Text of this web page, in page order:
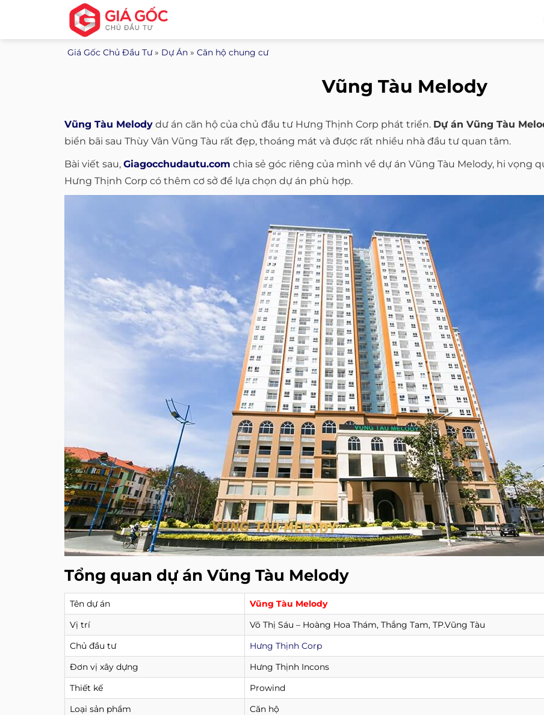
nội
Giá Gốc Chủ Đầu Tư» Dự Án » Căn hộ chung cư
Vũng Tàu Melody
Vũng Tàu Melody dư án căn hộ của chủ đầu tư Hưng Thịnh Corp phát triển. Dự án Vũng Tàu
biển bãi sau Thùy Vân Vũng Tàu rất đẹp, thoáng mát và được rất nhiều nhà đầu tư quan tâm.
Bài viết sau, Giagocchudautu.com chia sẻ góc riêng của mình về dự án Vũng Tàu Melody, hi vọng
Hưng Thịnh Corp có thêm cơ sở để lựa chọn dự án phù hợp.
Tổng quan dự án Vũng Tàu Melody
Tên dự án
Vũng Tàu Melody
Vị trí
Võ Thị Sáu – Hoàng Hoa Thám, Thắng Tam, TP.Vũng Tàu
Chủ đầu tư
Hưng Thịnh Corp
Đơn vị xây dựng
Hưng Thịnh Incons
Thiết kế
Prowind
Loại sản phẩm
Căn hộ